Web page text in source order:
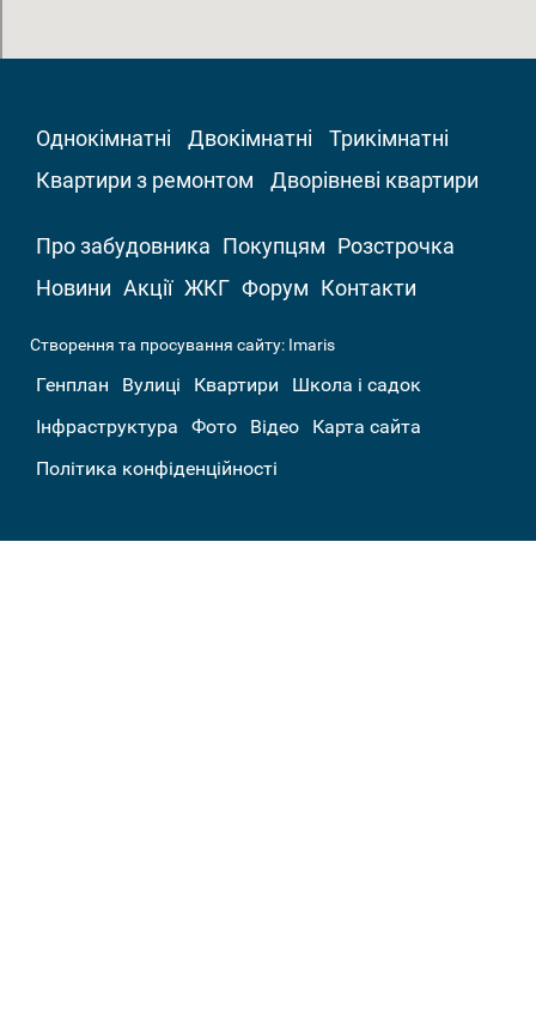
Однокімнатні Двокімнатні
Трикімнатні
Квартири з ремонтом
Дворівневі квартири
Про забудовника Покупцям Розстрочка
Новини Акції ЖКГ Форум Контакти
Створення та просування сайту: Imaris
Генплан Вулиці Квартири
Школа і садок
Інфраструктура
Фото Відео
Карта сайта
Політика конфіденційності